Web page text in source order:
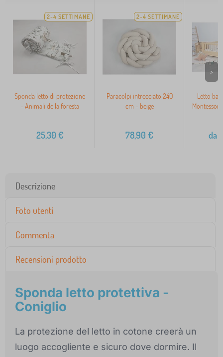
2-4 SETTIMANE
Sponda letto di protezione
- Animali della foresta
25,30 €
2-4 SETTIMANE
Paracolpi intrecciato 240
cm - beige
78,90 €
Letto
da
>
Descrizione
Foto utenti
Commenta
Recensioni prodotto
Sponda letto protettiva -
Coniglio
La protezione del letto in cotone creerà un
luogo accogliente e sicuro dove dormire. Il